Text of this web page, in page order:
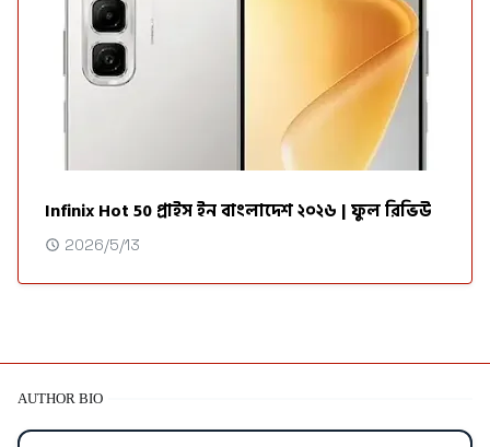
Infinix Hot 50 প্রাইস ইন বাংলাদেশ ২০২৬ | ফুল রিভিউ
2026/5/13
AUTHOR BIO